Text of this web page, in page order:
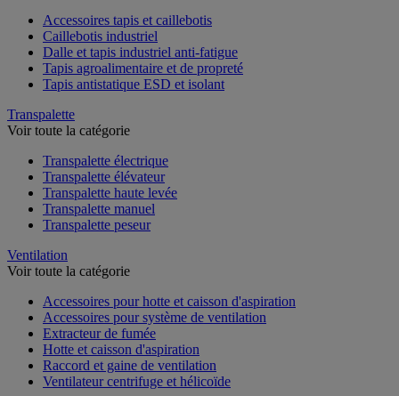
Accessoires tapis et caillebotis
Caillebotis industriel
Dalle et tapis industriel anti-fatigue
Tapis agroalimentaire et de propreté
Tapis antistatique ESD et isolant
Transpalette
Voir toute la catégorie
Transpalette électrique
Transpalette élévateur
Transpalette haute levée
Transpalette manuel
Transpalette peseur
Ventilation
Voir toute la catégorie
Accessoires pour hotte et caisson d'aspiration
Accessoires pour système de ventilation
Extracteur de fumée
Hotte et caisson d'aspiration
Raccord et gaine de ventilation
Ventilateur centrifuge et hélicoïde